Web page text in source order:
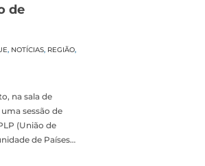
de
, NOTÍCIAS, REGIÃO,
na sala de
sessão de
(União de
de Países…